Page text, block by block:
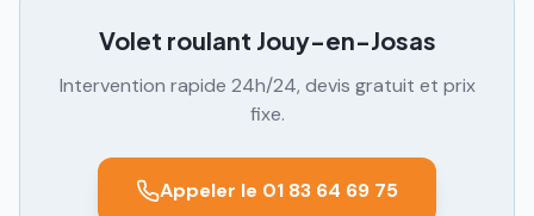
Volet roulant Jouy-en-Josas
Intervention rapide 24h/24, devis gratuit et prix
fixe.
Appeler le 01 83 64 69 75